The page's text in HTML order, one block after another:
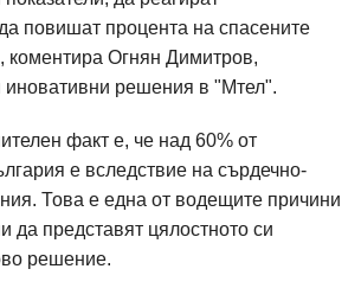
повишат процента на спасените
коментира Огнян Димитров,
решения в "Мтел".
факт е, че над 60% от
е вследствие на сърдечно-
Това е една от водещите причини
да представят цялостното си
решение.